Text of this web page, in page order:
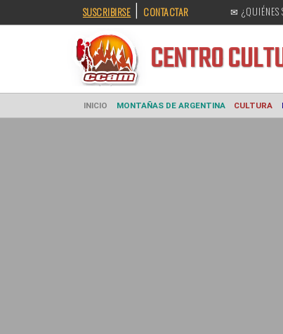
SUSCRIBIRSE | CONTACTAR ✉ ¿QUIÉNES
CENTRO
INICIO MONTAÑAS DE ARGENTINA